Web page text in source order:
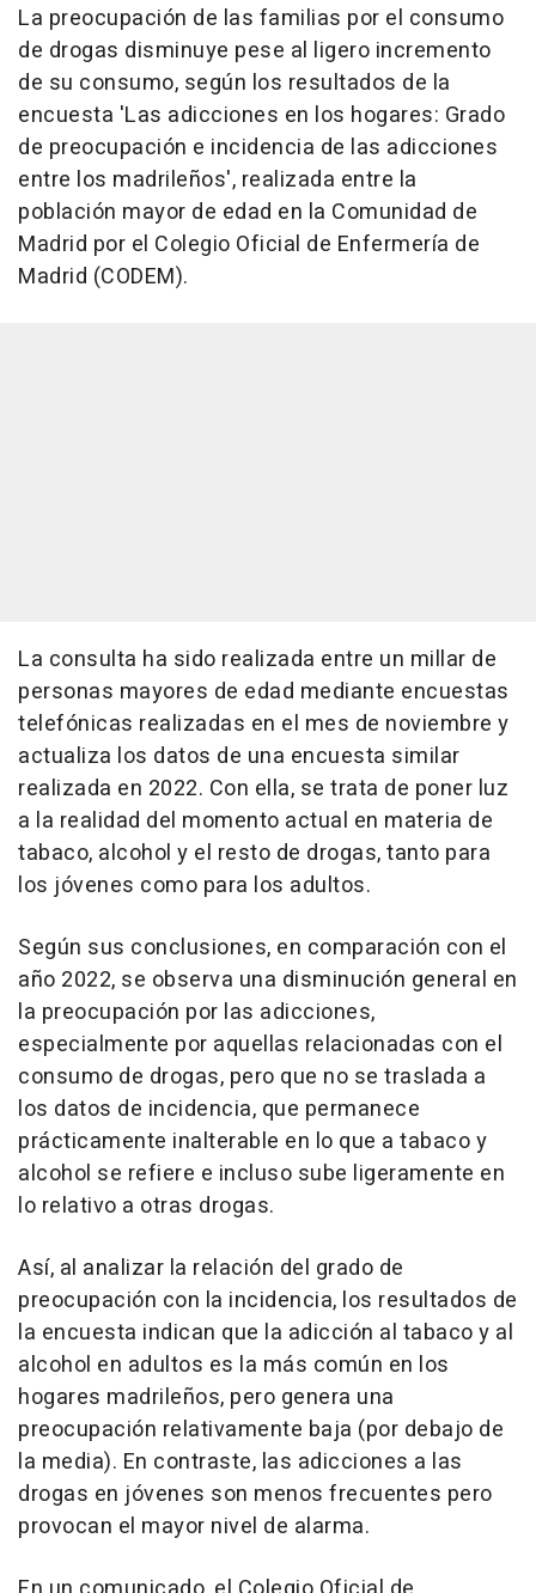
La preocupación de las familias por el consumo
de drogas disminuye pese al ligero incremento
de su consumo, según los resultados de la
encuesta 'Las adicciones en los hogares: Grado
de preocupación e incidencia de las adicciones
entre los madrileños', realizada entre la
población mayor de edad en la Comunidad de
Madrid por el Colegio Oficial de Enfermería de
Madrid (CODEM).
La consulta ha sido realizada entre un millar de
personas mayores de edad mediante encuestas
telefónicas realizadas en el mes de noviembre y
actualiza los datos de una encuesta similar
realizada en 2022. Con ella, se trata de poner luz
a la realidad del momento actual en materia de
tabaco, alcohol y el resto de drogas, tanto para
los jóvenes como para los adultos.
Según sus conclusiones, en comparación con el
año 2022, se observa una disminución general en
la preocupación por las adicciones,
especialmente por aquellas relacionadas con el
consumo de drogas, pero que no se traslada a
los datos de incidencia, que permanece
prácticamente inalterable en lo que a tabaco y
alcohol se refiere e incluso sube ligeramente en
lo relativo a otras drogas.
Así, al analizar la relación del grado de
preocupación con la incidencia, los resultados de
la encuesta indican que la adicción al tabaco y al
alcohol en adultos es la más común en los
hogares madrileños, pero genera una
preocupación relativamente baja (por debajo de
la media). En contraste, las adicciones a las
drogas en jóvenes son menos frecuentes pero
provocan el mayor nivel de alarma.